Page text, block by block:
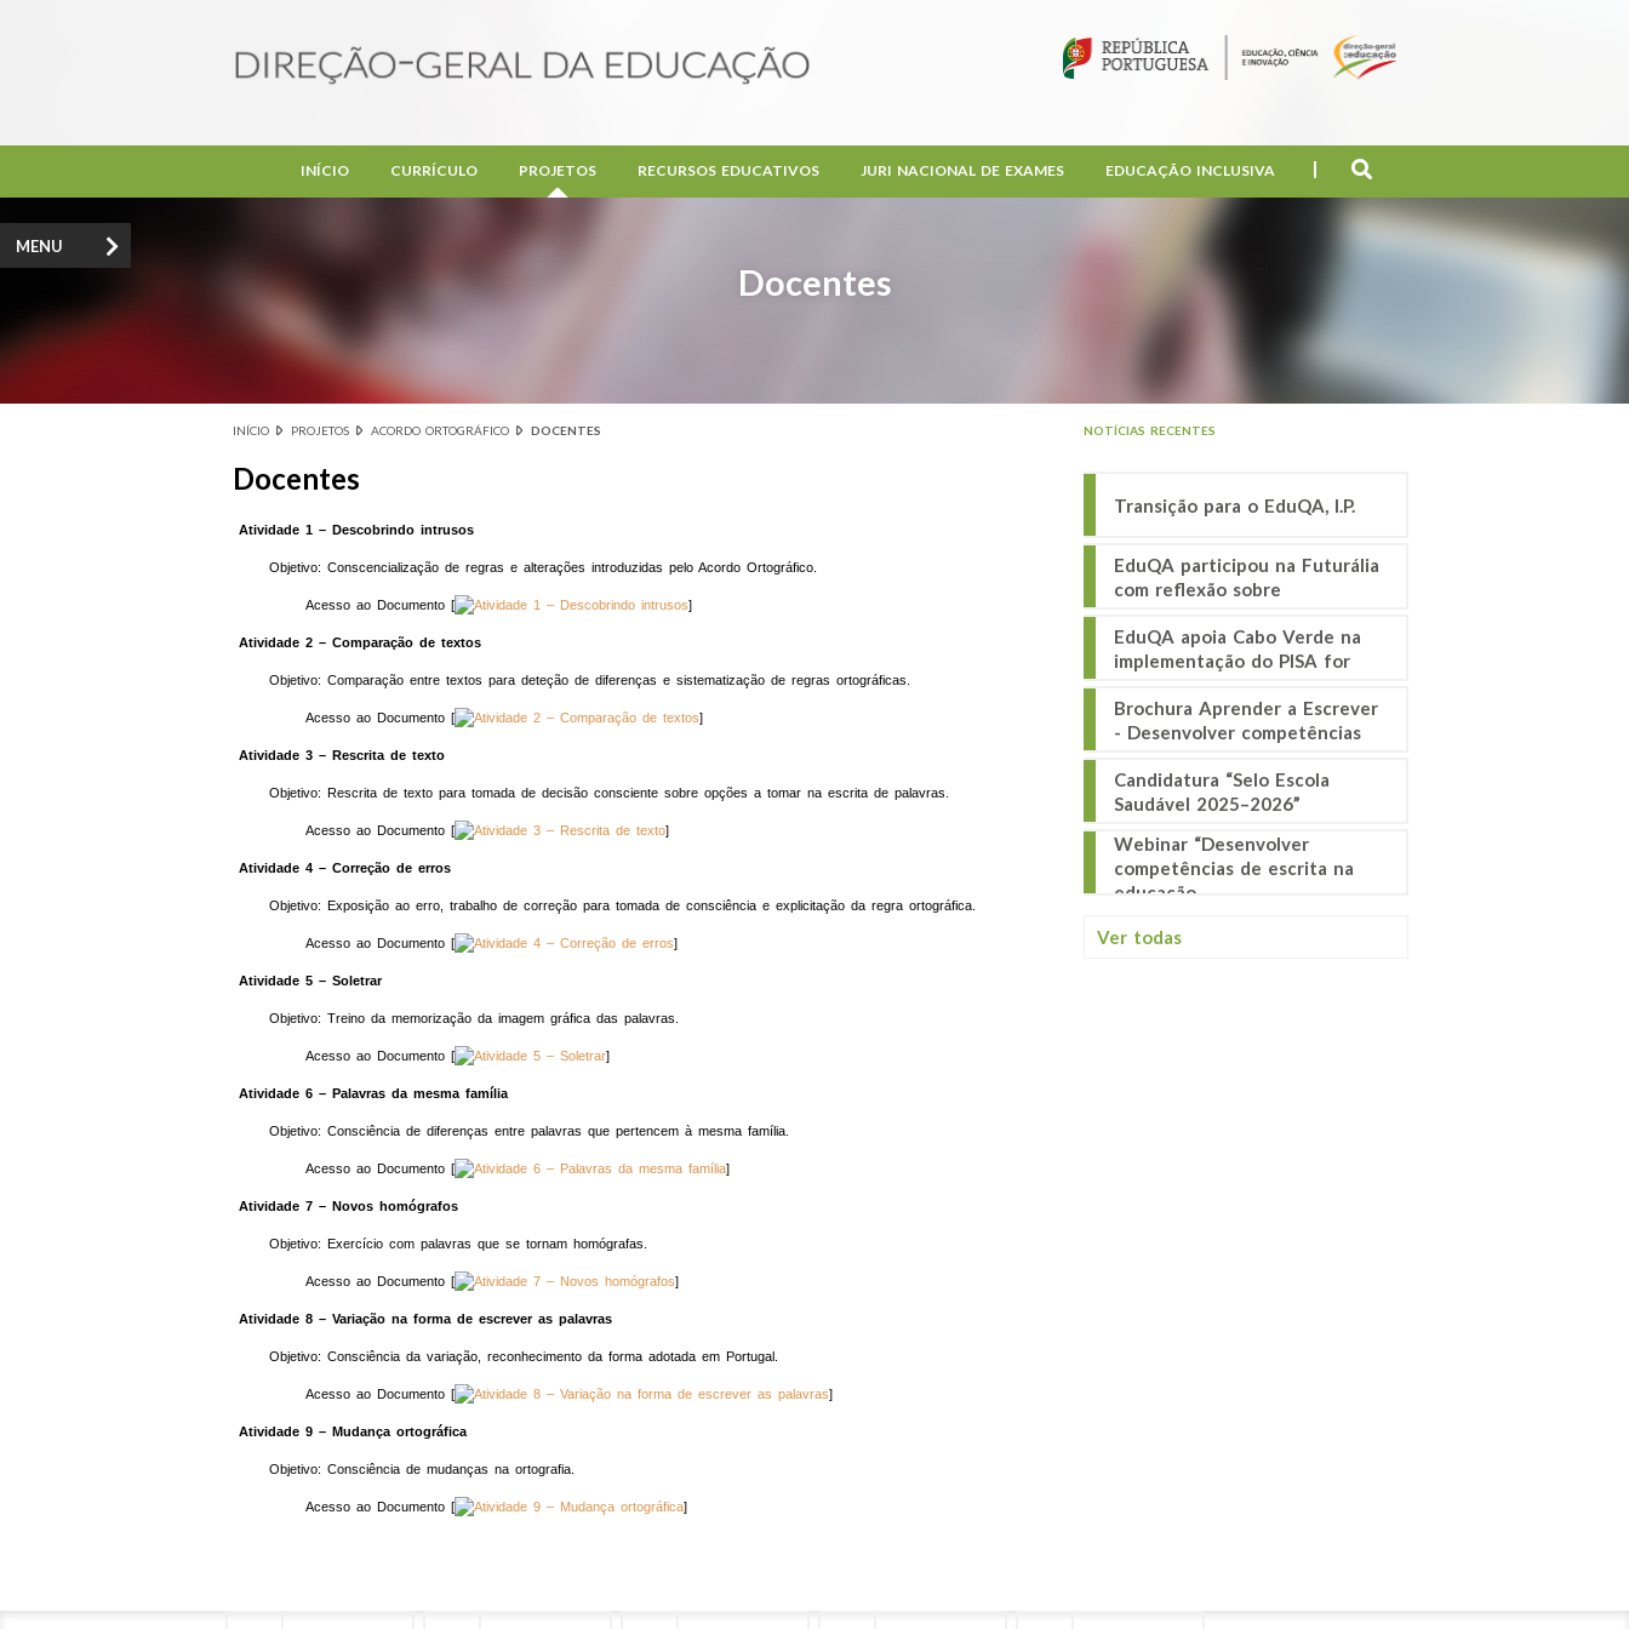
Docentes
INÍCIO CURRÍCULO PROJETOS RECURSOS EDUCATIVOS JURI NACIONAL DE EXAMES EDUCAÇÃO INCLUSIVA
INÍCIO PROJETOS ACORDO ORTOGRÁFICO DOCENTES
Docentes
Atividade 1 – Descobrindo intrusos
Objetivo: Conscencialização de regras e alterações introduzidas pelo Acordo Ortográfico.
Acesso ao Documento [ ]
Atividade 2 – Comparação de textos
Objetivo: Comparação entre textos para deteção de diferenças e sistematização de regras ortográficas.
Acesso ao Documento [ ]
Atividade 3 – Rescrita de texto
Objetivo: Rescrita de texto para tomada de decisão consciente sobre opções a tomar na escrita de palavras.
Acesso ao Documento [ ]
Atividade 4 – Correção de erros
Objetivo: Exposição ao erro, trabalho de correção para tomada de consciência e explicitação da regra ortográfica.
Acesso ao Documento [ ]
Atividade 5 – Soletrar
Objetivo: Treino da memorização da imagem gráfica das palavras.
Acesso ao Documento [ ]
Atividade 6 – Palavras da mesma família
Objetivo: Consciência de diferenças entre palavras que pertencem à mesma família.
Acesso ao Documento [ ]
Atividade 7 – Novos homógrafos
Objetivo: Exercício com palavras que se tornam homógrafas.
Acesso ao Documento [ ]
Atividade 8 – Variação na forma de escrever as palavras
Objetivo: Consciência da variação, reconhecimento da forma adotada em Portugal.
Acesso ao Documento [ ]
Atividade 9 – Mudança ortográfica
Objetivo: Consciência de mudanças na ortografia.
Acesso ao Documento [ ]
MENU
NOTÍCIAS RECENTES
Transição para o EduQA, I.P.
EduQA participou na Futurália
com reflexão sobre
EduQA apoia Cabo Verde na
implementação do PISA for
Brochura Aprender a Escrever
- Desenvolver competências
Candidatura “Selo Escola
Saudável 2025–2026”
Webinar “Desenvolver
competências de escrita na
educação
Ver todas